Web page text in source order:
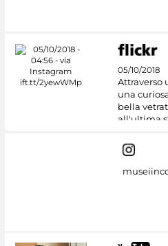
05/10/2018
Attraverso
una
bella
all'ultima